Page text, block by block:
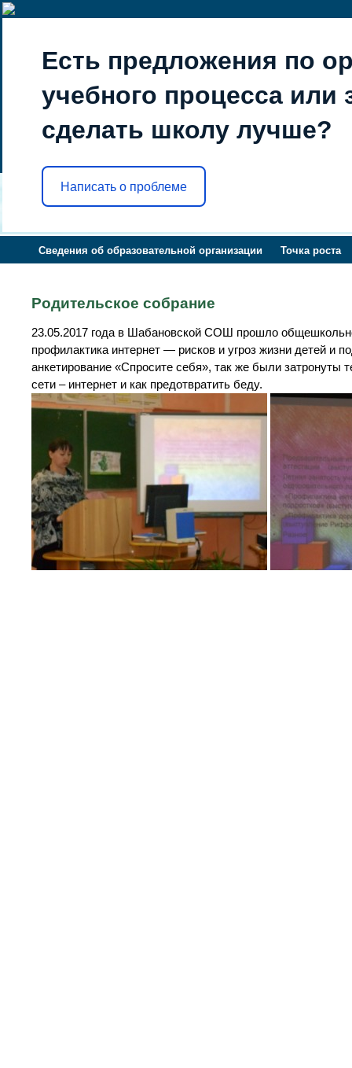
Есть предложения по
учебного процесса или
сделать школу лучше?
Написать о проблеме
Сведения об образовательной организации Точка роста
Родительское собрание
23.05.2017 года в Шабановской СОШ прошло
профилактика интернет — рисков и угроз жизни детей и
анкетирование «Спросите себя», так же были
сети – интернет и как предотвратить беду.